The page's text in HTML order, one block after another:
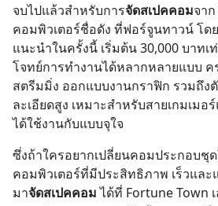
จบไปแล้วสำหรับการจัดสเปคคอมจา
คอมพิวเตอร์ชื่อดัง ที่ฟอร์จูนทาวน์ โด
แนะนำในครั้งนี้ เริ่มต้น 30,000 บาทเ
โจทย์การทำงานได้หลากหลายแบบ ค
สตรีมมิ่ง ออกแบบงานกราฟิก รวมถึง
ละเอียดสูง เหมาะสำหรับสายเกมเม
ได้ใช้งานกับแบบจุใจ
ซึ่งถ้าใครอยากเปลี่ยนคอมประกอบชุ
คอมพิวเตอร์ที่มีประสิทธิภาพ เร็วและ
มาจัดสเปคคอมได้ที่ Fortune Town